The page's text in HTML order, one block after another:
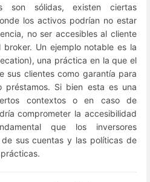
son sólidas, existen ciertas
los activos podrían no estar
no ser accesibles al cliente
Un ejemplo notable es la
una práctica en la que el
sus clientes como garantía para
préstamos. Si bien esta es una
contextos o en caso de
comprometer la accesibilidad
que los inversores
sus cuentas y las políticas de